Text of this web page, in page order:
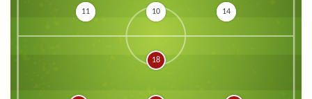
11 10 14
18